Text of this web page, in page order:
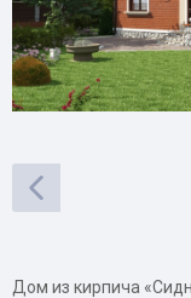
Дом из кирпича